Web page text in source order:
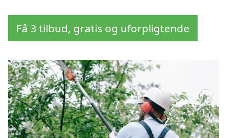
Få 3 tilbud, gratis og uforpligtende